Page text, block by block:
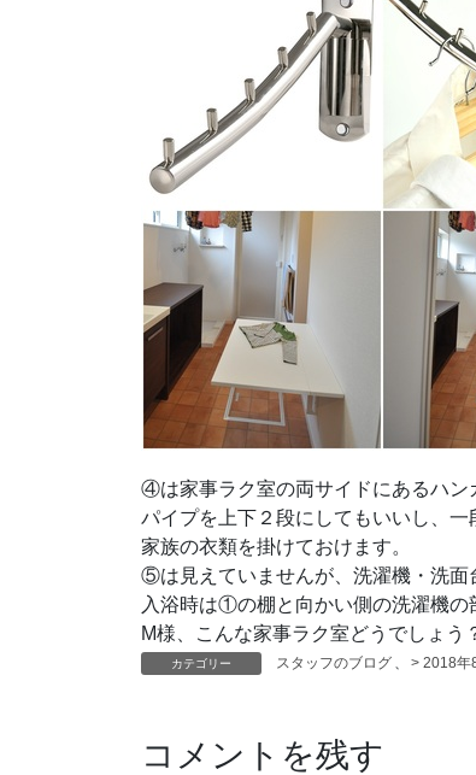
④は家事ラク室の両サイドにあるハン
パイプを上下２段にしてもいいし、一
家族の衣類を掛けておけます。
⑤は見えていませんが、洗濯機・洗面
入浴時は①の棚と向かい側の洗濯機の
M様、こんな家事ラク室どうでしょう
カテゴリー スタッフのブログ > 2018年
コメントを残す